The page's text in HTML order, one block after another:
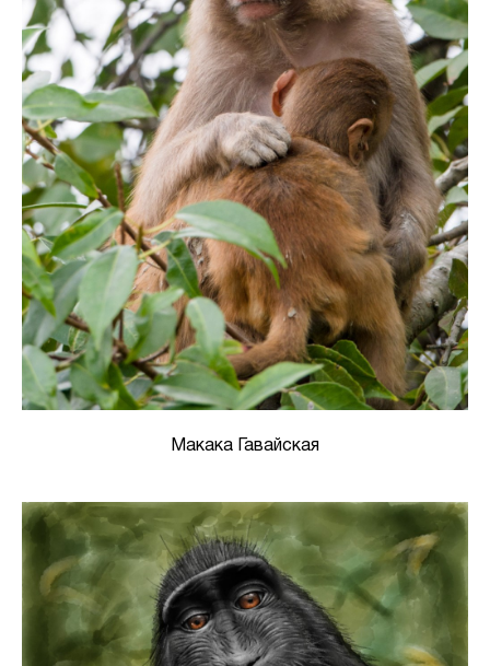
Макака Гавайская